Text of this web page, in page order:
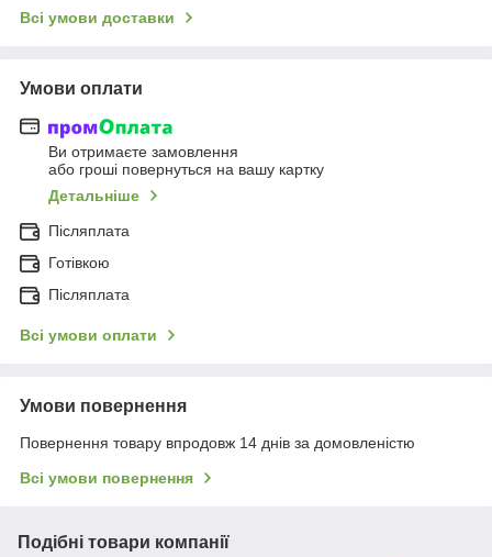
Всі умови доставки
Умови оплати
Ви отримаєте замовлення
або гроші повернуться на вашу картку
Детальніше
Післяплата
Готівкою
Післяплата
Всі умови оплати
Умови повернення
Повернення товару впродовж 14 днів за домовленістю
Всі умови повернення
Подібні товари компанії